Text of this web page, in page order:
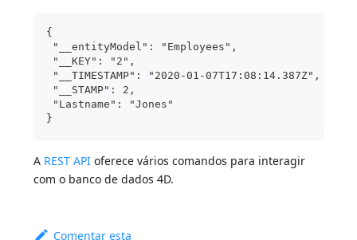
{
"__entityModel": "Employees",
"__KEY": "2",
"__TIMESTAMP": "2020-01-07T17:08:14.387Z",
"__STAMP": 2,
"Lastname": "Jones"
}
A REST API oferece vários comandos para interagir
com o banco de dados 4D.
Comentar esta